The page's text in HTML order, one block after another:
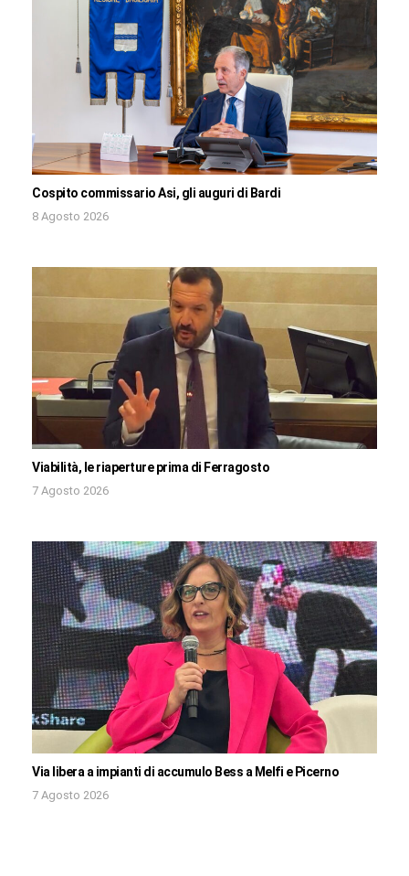
Cospito commissario Asi, gli auguri di Bardi
8 Agosto 2026
Viabilità, le riaperture prima di Ferragosto
7 Agosto 2026
Via libera a impianti di accumulo Bess a Melfi e Picerno
7 Agosto 2026